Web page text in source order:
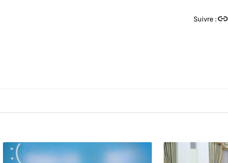
Suivre :